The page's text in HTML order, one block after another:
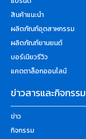
สินค้าแนะนำ
ผลิตภัณฑ์อุตสาหกรรม
ผลิตภัณฑ์ยานยนต์
บอร์เนียวรีวิว
แคตตาล็อกออนไลน์
ข่าวสารและกิจกรรม
ข่าว
กิจกรรม